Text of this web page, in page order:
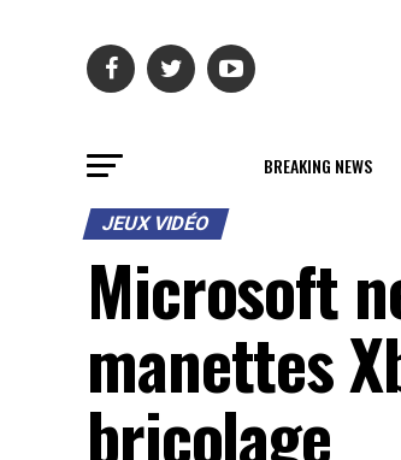
BREAKING NEWS
JEUX VIDÉO
Microsoft
manettes
bricolage